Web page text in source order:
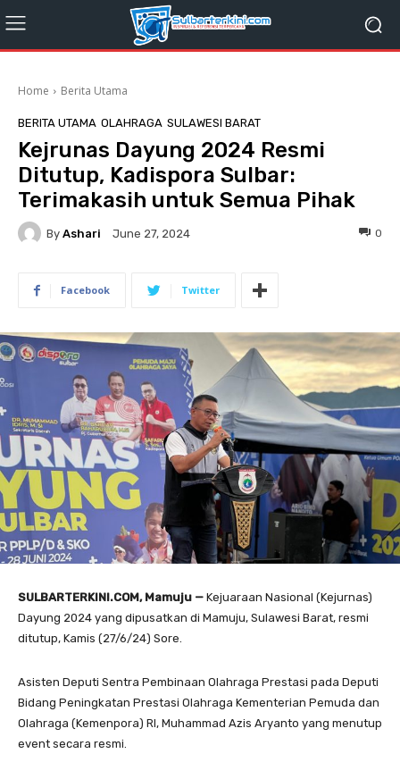
Home Berita Utama
BERITA UTAMA OLAHRAGA SULAWESI BARAT
Kejrunas Dayung 2024 Resmi
Ditutup, Kadispora Sulbar:
Terimakasih untuk Semua Pihak
By Ashari June 27, 2024 0
Facebook Twitter
SULBARTERKINI.COM, Mamuju — Kejuaraan Nasional (Kejurnas)
Dayung 2024 yang dipusatkan di Mamuju, Sulawesi Barat, resmi
ditutup, Kamis (27/6/24) Sore.
Asisten Deputi Sentra Pembinaan Olahraga Prestasi pada Deputi
Bidang Peningkatan Prestasi Olahraga Kementerian Pemuda dan
Olahraga (Kemenpora) RI, Muhammad Azis Aryanto yang menutup
event secara resmi.